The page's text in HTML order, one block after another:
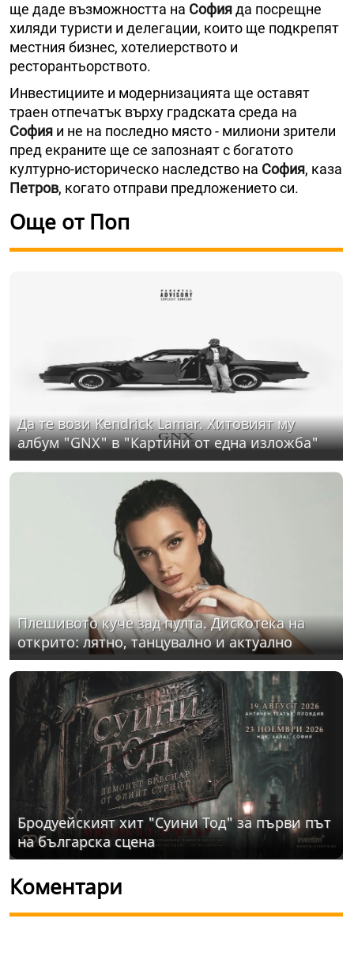
ще даде възможността на Софияда посрещне
хиляди туристи и делегации, които ще подкрепят
местния бизнес, хотелиерството и
ресторантьорството.
Инвестициите и модернизацията ще оставят
траен отпечатък върху градската среда на
София и не на последно място - милиони зрители
пред екраните ще се запознаят с богатото
културно-историческо наследство на София, каза
Петров, когато отправи предложението си.
Още от Поп
Да те вози Kendrick Lamar. Хитовият му
албум "GNX" в "Картини от една изложба"
Плешивото куче зад пулта. Дискотека на
открито: лятно, танцувално и актуално
Бродуейският хит "Суини Тод" за първи път
на българска сцена
Коментари